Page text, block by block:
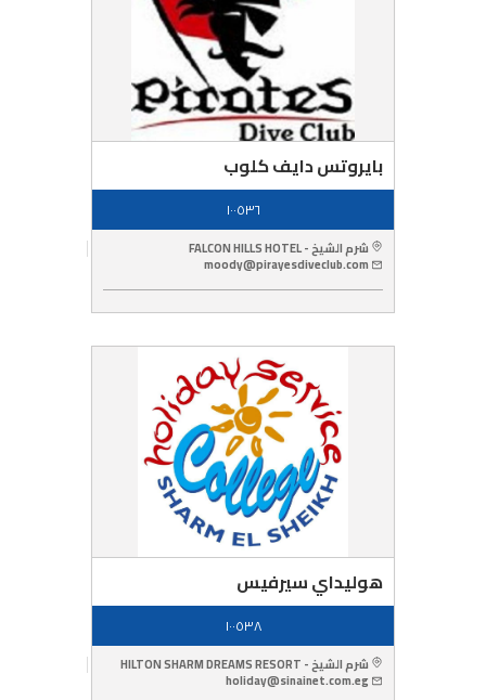
بايروتس دايف كلوب
١٠٠٥٣٦
شرم الشيخ - FALCON HILLS HOTEL
moody@pirayesdiveclub.com
هوليداي سيرفيس
١٠٠٥٣٨
شرم الشيخ - HILTON SHARM DREAMS RESORT
holiday@sinainet.com.eg